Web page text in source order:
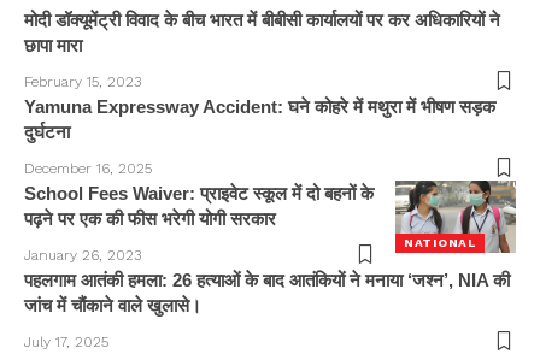
मोदी डॉक्यूमेंट्री विवाद के बीच भारत में बीबीसी कार्यालयों पर कर अधिकारियों ने
छापा मारा
February 15, 2023
Yamuna Expressway Accident: घने कोहरे में मथुरा में भीषण सड़क
दुर्घटना
December 16, 2025
NATIONAL
School Fees Waiver: प्राइवेट स्कूल में दो बहनों के
पढ़ने पर एक की फीस भरेगी योगी सरकार
January 26, 2023
पहलगाम आतंकी हमला: 26 हत्याओं के बाद आतंकियों ने मनाया ‘जश्न’, NIA की
जांच में चौंकाने वाले खुलासे।
July 17, 2025